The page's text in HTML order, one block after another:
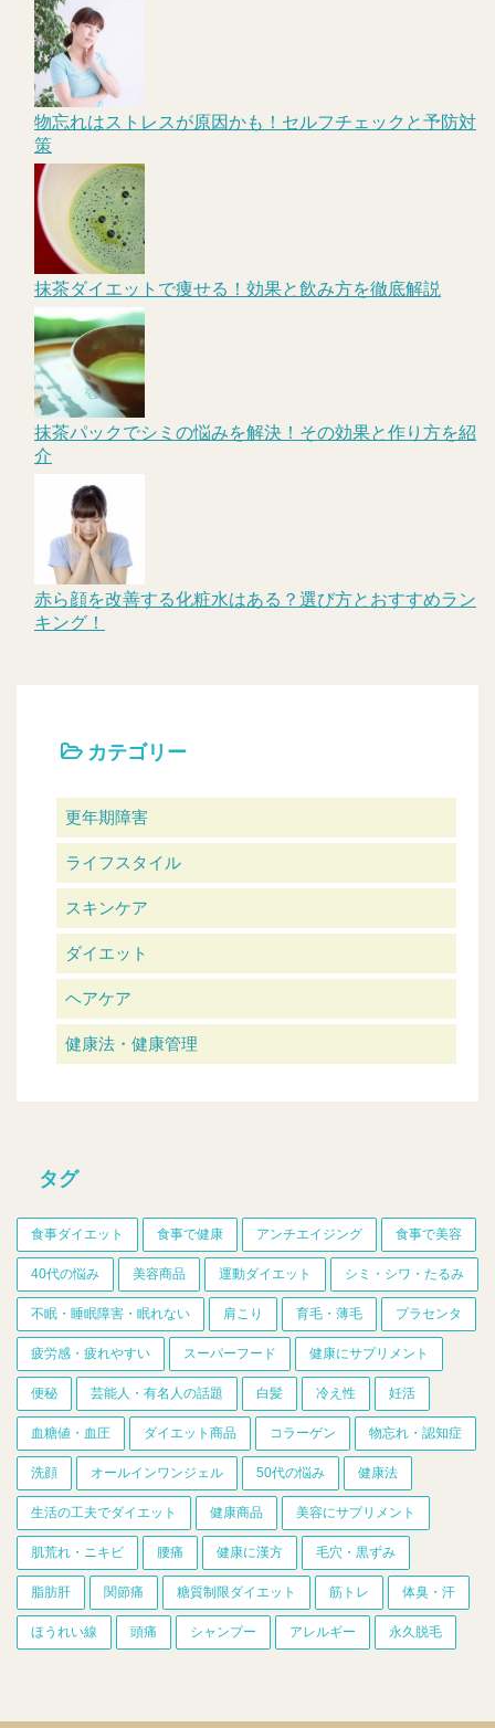
物忘れはストレスが原因かも！セルフチェックと予防対
策
抹茶ダイエットで痩せる！効果と飲み方を徹底解説
抹茶パックでシミの悩みを解決！その効果と作り方を紹
介
赤ら顔を改善する化粧水はある？選び方とおすすめラン
キング！
カテゴリー
更年期障害
ライフスタイル
スキンケア
ダイエット
ヘアケア
健康法・健康管理
タグ
食事ダイエット 食事で健康 アンチエイジング 食事で美容
40代の悩み 美容商品 運動ダイエット シミ・シワ・たるみ
不眠・睡眠障害・眠れない 肩こり 育毛・薄毛 プラセンタ
疲労感・疲れやすい スーパーフード 健康にサプリメント
便秘 芸能人・有名人の話題 白髪 冷え性 妊活
血糖値・血圧 ダイエット商品 コラーゲン 物忘れ・認知症
洗顔 オールインワンジェル 50代の悩み 健康法
生活の工夫でダイエット 健康商品 美容にサプリメント
肌荒れ・ニキビ 腰痛 健康に漢方 毛穴・黒ずみ
脂肪肝 関節痛 糖質制限ダイエット 筋トレ 体臭・汗
ほうれい線 頭痛 シャンプー アレルギー 永久脱毛